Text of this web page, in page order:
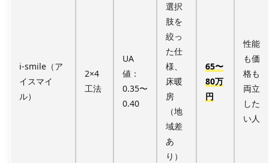
i-smile（ア
イスマイ
ル）
2×4
工法
UA
値：
0.35〜
0.40
選択
肢を
絞っ
た仕
様、
床暖
房
（地
域差
あ
り）
65〜
80万
円
性能
も価
格も
両立
した
い人